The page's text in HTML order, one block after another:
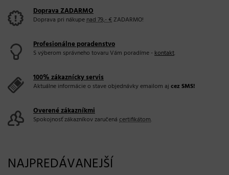
Doprava ZADARMO
Doprava pri nákupenad 79,- €ZADARMO!
Profesionálne poradenstvo
S výberom správneho tovaru Vám poradíme -kontakt.
100% zákaznícky servis
Aktuálne informácie o stave objednávky emailom aj cez SMS!
Overené zákazníkmi
Spokojnosť zákazníkov zaručená certifikátom.
NAJPREDÁVANEJŠÍ